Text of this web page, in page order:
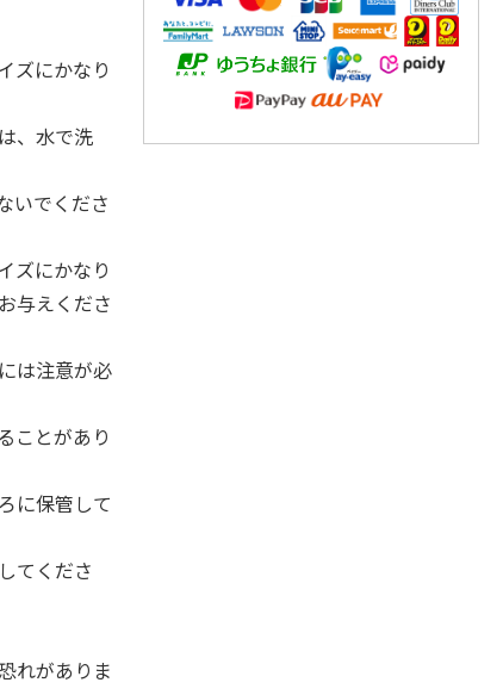
ズにかなり
、水で洗
いでくださ
ズにかなり
与えくださ
は注意が必
ことがあり
に保管して
てくださ
れがありま